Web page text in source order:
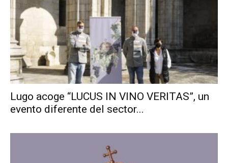
Lugo acoge “LUCUS IN VINO VERITAS”, un
evento diferente del sector...